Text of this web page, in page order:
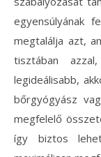
egyensúlyának
megtalálja azt,
tisztában
legideálisabb,
bőrgyógyász
megfelelő
így biztos